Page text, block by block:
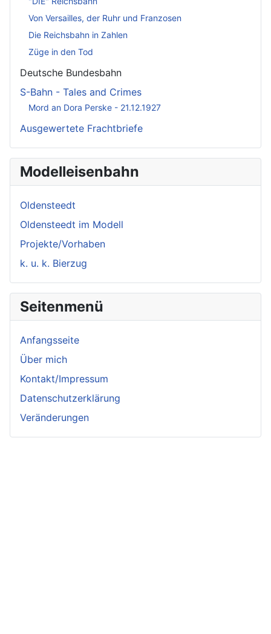
Von Versailles, der Ruhr und Franzosen
Die Reichsbahn in Zahlen
Züge in den Tod
Deutsche Bundesbahn
S-Bahn - Tales and Crimes
Mord an Dora Perske - 21.12.1927
Ausgewertete Frachtbriefe
Modelleisenbahn
Oldensteedt
Oldensteedt im Modell
Projekte/Vorhaben
k. u. k. Bierzug
Seitenmenü
Anfangsseite
Über mich
Kontakt/Impressum
Datenschutzerklärung
Veränderungen